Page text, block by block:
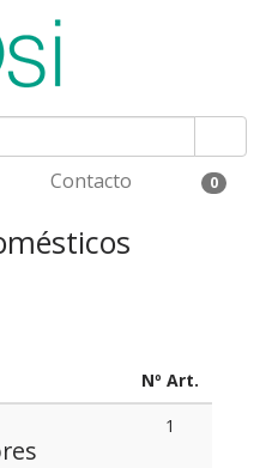
Contacto 0
Nº Art.
1